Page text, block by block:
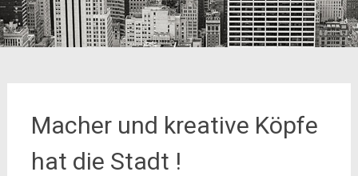
Macher und kreative Köpfe
hat die Stadt !